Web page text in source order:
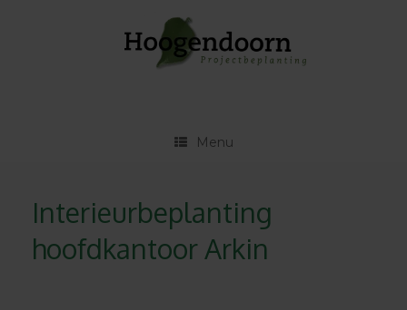
Menu
Interieurbeplanting
hoofdkantoor Arkin